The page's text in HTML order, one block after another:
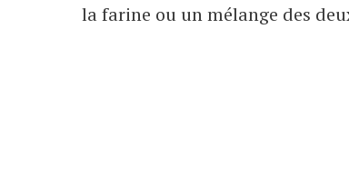
la farine ou un mélange des